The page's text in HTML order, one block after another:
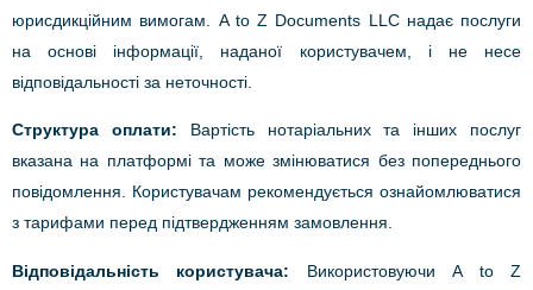
юрисдикційним вимогам. A to Z Documents LLC надає послуги
на основі інформації, наданої користувачем, і не несе
відповідальності за неточності.
Структура оплати: Вартість нотаріальних та інших послуг
вказана на платформі та може змінюватися без попереднього
повідомлення. Користувачам рекомендується ознайомлюватися
з тарифами перед підтвердженням замовлення.
Відповідальність користувача: Використовуючи A to Z